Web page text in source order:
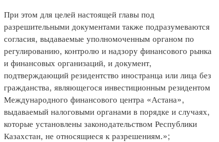
При этом для целей настоящей главы под
разрешительными документами также подразумеваются
согласия, выдаваемые уполномоченным органом по
регулированию, контролю и надзору финансового рынка
и финансовых организаций, и документ,
подтверждающий резидентство иностранца или лица без
гражданства, являющегося инвестиционным резидентом
Международного финансового центра «Астана»,
выдаваемый налоговыми органами в порядке и случаях,
которые установлены законодательством Республики
Казахстан, не относящиеся к разрешениям.»;